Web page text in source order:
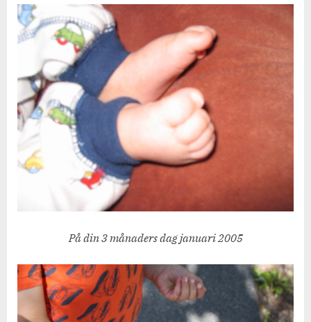
På din 3 månaders dag januari 2005